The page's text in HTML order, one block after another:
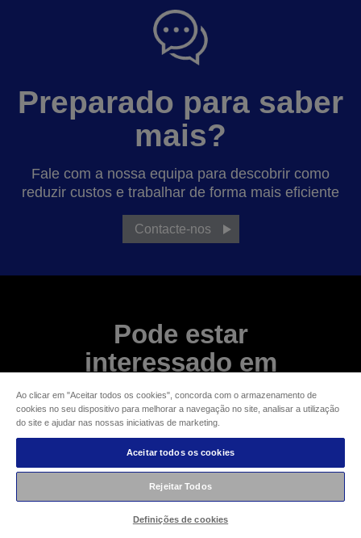
Preparado para saber
mais?
Fale com a nossa equipa para descobrir como
reduzir custos e trabalhar de forma mais eficiente
Contacte-nos
Pode estar
interessado em
Ao clicar em "Aceitar todos os cookies", concorda com o armazenamento de
cookies no seu dispositivo para melhorar a navegação no site, analisar a utilização
do site e ajudar nas nossas iniciativas de marketing.
Aceitar todos os cookies
Rejeitar Todos
Definições de cookies